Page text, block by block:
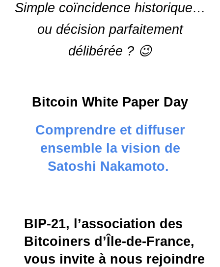
Simple coïncidence historique…
ou décision parfaitement
délibérée ? 😉
Bitcoin White Paper Day
Comprendre et diffuser
ensemble la vision de
Satoshi Nakamoto.
BIP-21, l’association des
Bitcoiners d’Île-de-France,
vous invite à nous rejoindre